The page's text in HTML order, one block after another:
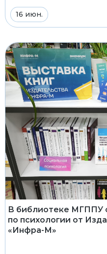
16 июн.
В библиотеке МГППУ
по психологии от
«Инфра-М»